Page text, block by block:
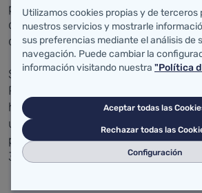
puede llevar a cabo para prevenir
diabetes y las complicaciones
diagnóstico de la enfermedad.
Según datos de la Oficina de
Pluripatología del SCS, en el año
ha situado como la quinta
una tasa de prevalencia cercana al
población. Esto supone una cifra
38.500 diabéticos en Cantabria.
Utilizamos cookies propias y de terceros
nuestros servicios y mostrarle
sus preferencias mediante el análisis de
navegación. Puede cambiar la
información visitando nuestra "Política
Aceptar todas las
Rechazar todas las
Configuración